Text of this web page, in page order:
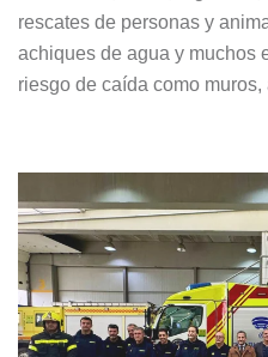
rescates de personas y
achiques de agua y muchos
riesgo de caída como